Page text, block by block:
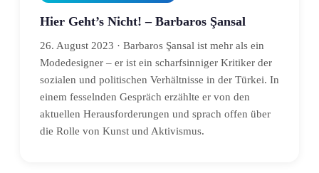
Hier Geht’s Nicht! – Barbaros Şansal
26. August 2023 · Barbaros Şansal ist mehr als ein
Modedesigner – er ist ein scharfsinniger Kritiker der
sozialen und politischen Verhältnisse in der Türkei. In
einem fesselnden Gespräch erzählte er von den
aktuellen Herausforderungen und sprach offen über
die Rolle von Kunst und Aktivismus.